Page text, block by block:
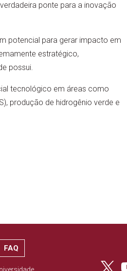
ponte para a inovação
potencial para gerar impacto em
estratégico,
possui.
tecnológico em áreas como
produção de hidrogênio verde e
FAQ